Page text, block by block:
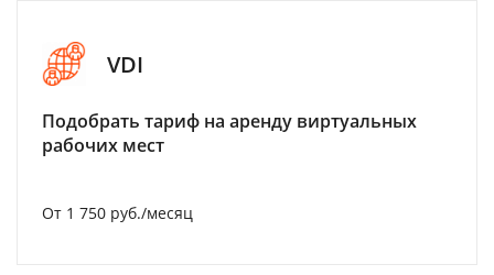
VDI
Подобрать тариф на аренду виртуальных
рабочих мест
От 1 750 руб./месяц